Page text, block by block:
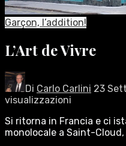
Garçon, l’addition!
L’Art de Vivre
Di Carlo Carlini 23
visualizzazioni
Si ritorna in Francia e ci
monolocale a Saint-